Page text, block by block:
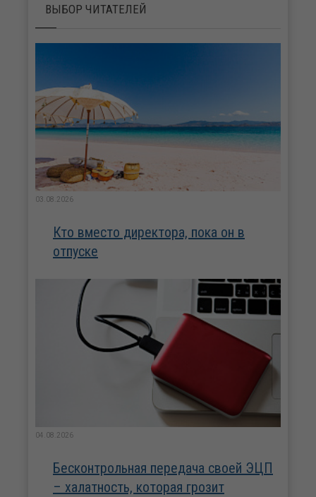
ВЫБОР ЧИТАТЕЛЕЙ
03.08.2026
Кто вместо директора, пока он в
отпуске
04.08.2026
Бесконтрольная передача своей ЭЦП
– халатность, которая грозит